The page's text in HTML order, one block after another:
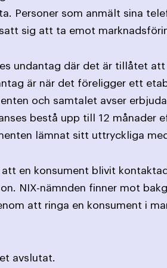
Personer som anmält sina
sig att ta emot
undantag där det är tillåtet
är när det föreligger ett
och samtalet avser
bestå upp till 12
lämnat sitt uttryckliga
en konsument blivit
NIX-nämnden finner mot
att ringa en konsument i
avslutat.